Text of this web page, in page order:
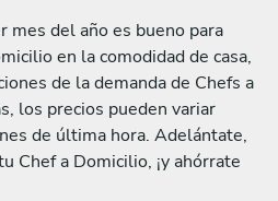
del año es bueno para
en la comodidad de casa,
de la demanda de Chefs a
los precios pueden variar
de última hora. Adelántate,
Chef a Domicilio, ¡y ahórrate